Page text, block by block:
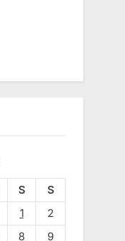
S
S
1
2
8 9